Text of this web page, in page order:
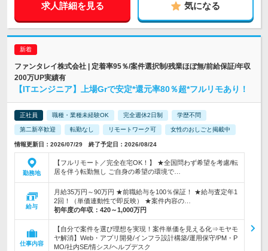
求人詳細を見る 気になる
ファンタレイ株式会社 | 定着率95％/案件選択制/残業ほぼ無/前給保証/年収
200万UP実績有
【ITエンジニア】上場Grで安定*還元率80％超*フルリモあり！
正社員 職種・業種未経験OK 完全週休2日制 学歴不問
第二新卒歓迎 転勤なし リモートワーク可 女性のおしごと掲載中
情報更新日：2026/07/29 終了予定日：2026/08/24
勤務地
【フルリモート／完全在宅OK！】 ★全国問わず希望を考慮/転
居を伴う転勤無し ご自身の希望の環境で…
給与
月給35万円～90万円 ★前職給与を100％保証！ ★給与査定年1
2回！（単価連動性で即反映） ★案件内容の…
初年度の年収： 420～1,000万円
仕事内容
【自分で案件を選び理想を実現！案件単価を見える化⇒モヤモ
ヤ解消】Web・アプリ開発/インフラ設計構築/運用保守/PM・P
MO/社内SE/情シス/ヘルプデスク